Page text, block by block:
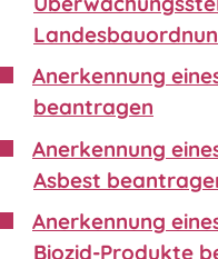
Anerkennung
beantragen
Anerkennung
Asbest
Anerkennung
Biozid-Produkte